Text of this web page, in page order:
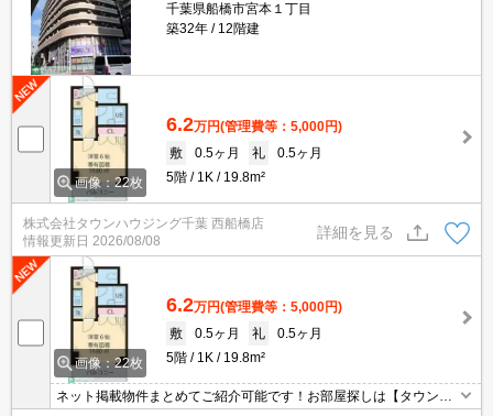
千葉県船橋市宮本１丁目
築32年
12階建
画像：22枚
6.2万円(管理費等：5,000円)
敷
0.5ヶ月 礼
0.5ヶ月
5階
1K 19.8m²
株式会社タウンハウジング千葉 西船橋店
情報更新日 2026/08/08
詳細を見る
画像：22枚
6.2万円(管理費等：5,000円)
敷
0.5ヶ月 礼
0.5ヶ月
5階
1K 19.8m²
ネット掲載物件まとめてご紹介可能です！お部屋探しは【タウンハ